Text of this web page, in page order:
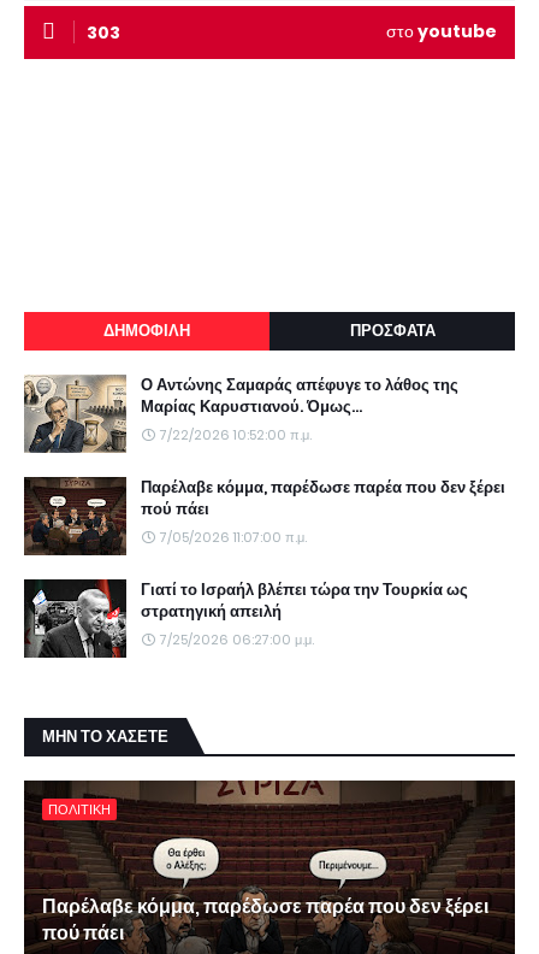
303 στοyoutube
ΔΗΜΟΦΙΛΗ ΠΡΟΣΦΑΤΑ
Ο Αντώνης Σαμαράς απέφυγε το λάθος της
Μαρίας Καρυστιανού. Όμως...
7/22/2026 10:52:00 π.μ.
Παρέλαβε κόμμα, παρέδωσε παρέα που δεν ξέρει
πού πάει
7/05/2026 11:07:00 π.μ.
Γιατί το Ισραήλ βλέπει τώρα την Τουρκία ως
στρατηγική απειλή
7/25/2026 06:27:00 μ.μ.
ΜΗΝ ΤΟ ΧΑΣΕΤΕ
ΠΟΛΙΤΙΚΗ
Παρέλαβε κόμμα, παρέδωσε παρέα που δεν ξέρει
πού πάει